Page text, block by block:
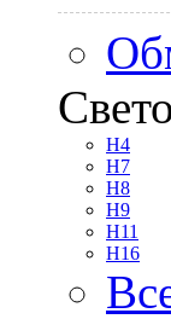
H4
H7
H8
H9
H11
H16